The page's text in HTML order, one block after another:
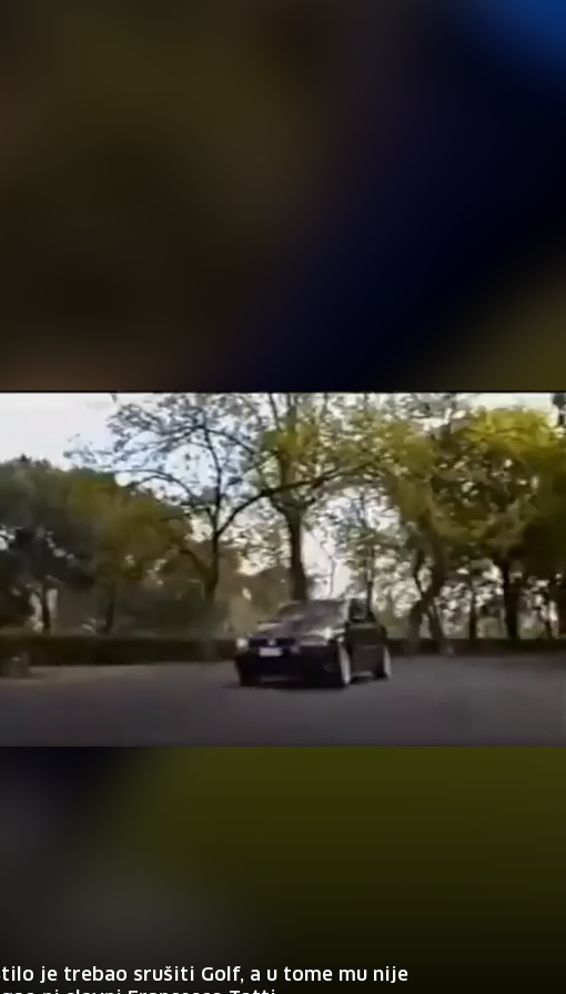
je trebao srušiti Golf, a u tome mu nije